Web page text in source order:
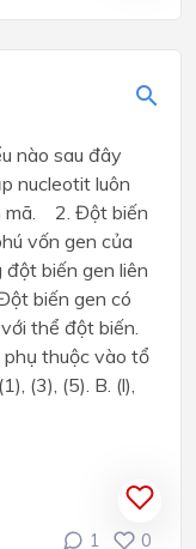
nào sau đây
nucleotit luôn
mã. 2. Đột biến
vốn gen của
biến gen liên
biến gen có
thể đột biến.
thuộc vào tổ
(3), (5). B. (l),
1 0